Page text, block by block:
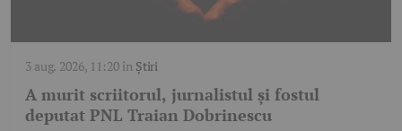
3 aug. 2026, 11:20în Știri
A murit scriitorul, jurnalistul și fostul
deputat PNL Traian Dobrinescu